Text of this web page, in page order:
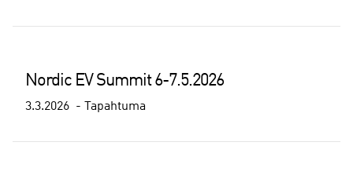
Nordic EV Summit 6-7.5.2026
3.3.2026 Tapahtuma